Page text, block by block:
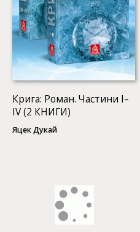
Крига: Роман. Частини I–
ІV (2 КНИГИ)
Яцек Дукай